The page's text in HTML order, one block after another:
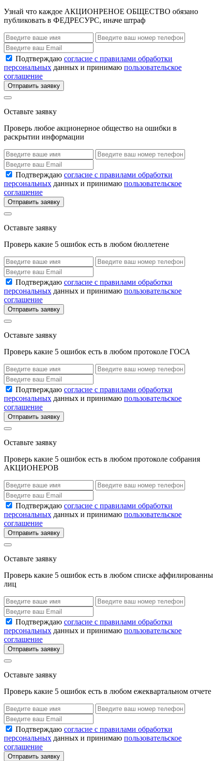
Узнай что каждое АКЦИОНРЕНОЕ ОБЩЕСТВО обязано
публиковать в ФЕДРЕСУРС, иначе штраф
Подтверждаю согласие с правилами обработки
персональных данных и принимаю пользовательское
соглашение
Отправить заявку
Оставьте заявку
Проверь любое акционерное общество на ошибки в
раскрытии информации
Подтверждаю согласие с правилами обработки
персональных данных и принимаю пользовательское
соглашение
Отправить заявку
Оставьте заявку
Проверь какие 5 ошибок есть в любом бюллетене
Подтверждаю согласие с правилами обработки
персональных данных и принимаю пользовательское
соглашение
Отправить заявку
Оставьте заявку
Проверь какие 5 ошибок есть в любом протоколе ГОСА
Подтверждаю согласие с правилами обработки
персональных данных и принимаю пользовательское
соглашение
Отправить заявку
Оставьте заявку
Проверь какие 5 ошибок есть в любом протоколе собрания
АКЦИОНЕРОВ
Подтверждаю согласие с правилами обработки
персональных данных и принимаю пользовательское
соглашение
Отправить заявку
Оставьте заявку
Проверь какие 5 ошибок есть в любом списке аффилированны
лиц
Подтверждаю согласие с правилами обработки
персональных данных и принимаю пользовательское
соглашение
Отправить заявку
Оставьте заявку
Проверь какие 5 ошибок есть в любом ежеквартальном отчете
Подтверждаю согласие с правилами обработки
персональных данных и принимаю пользовательское
соглашение
Отправить заявку